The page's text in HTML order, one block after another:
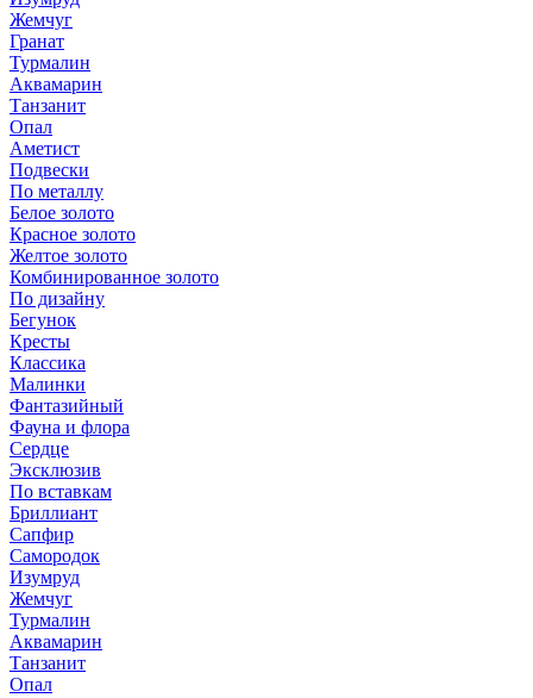
Жемчуг
Гранат
Турмалин
Аквамарин
Танзанит
Опал
Аметист
Подвески
По металлу
Белое золото
Красное золото
Желтое золото
Комбинированное золото
По дизайну
Бегунок
Кресты
Классика
Малинки
Фантазийный
Фауна и флора
Сердце
Эксклюзив
По вставкам
Бриллиант
Сапфир
Самородок
Изумруд
Жемчуг
Турмалин
Аквамарин
Танзанит
Опал